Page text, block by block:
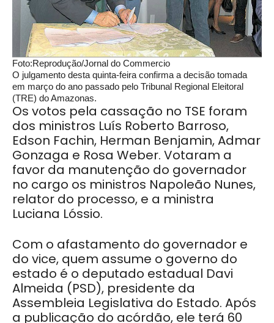
Foto:Reprodução/Jornal do Commercio
O julgamento desta quinta-feira confirma a decisão tomada
em março do ano passado pelo Tribunal Regional Eleitoral
(TRE) do Amazonas.
Os votos pela cassação no TSE foram
dos ministros Luís Roberto Barroso,
Edson Fachin, Herman Benjamin, Admar
Gonzaga e Rosa Weber. Votaram a
favor da manutenção do governador
no cargo os ministros Napoleão Nunes,
relator do processo, e a ministra
Luciana Lóssio.
Com o afastamento do governador e
do vice, quem assume o governo do
estado é o deputado estadual Davi
Almeida (PSD), presidente da
Assembleia Legislativa do Estado. Após
a publicação do acórdão, ele terá 60